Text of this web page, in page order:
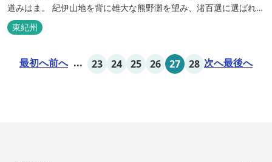
道みはま。 紀伊山地を背に雄大な熊野灘を望み、渚百選に選ばれた
七里御浜海岸などの美しい自然が広がります。一年を通して暖かで
過ごしやすく、季節を通じて穫れる数々の品種のみかんをはじめ、
巡る旅の拠点として、当...
東紀州
最初へ前へ ... 23 24 25 26 27 28 次へ最後へ